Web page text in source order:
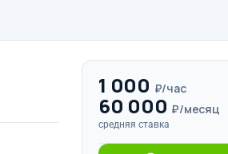
1 000 ₽/час
60 000 ₽/месяц
средняя ставка